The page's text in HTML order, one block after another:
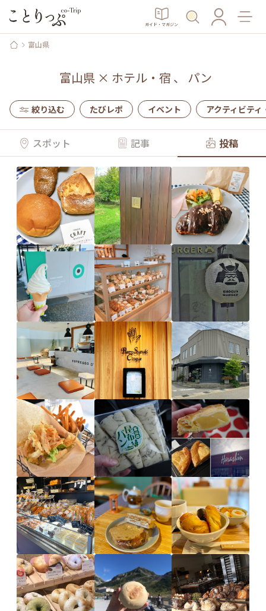
ガイド・マガジン
富山県
富山県× ホテル・宿 、 パン
絞り込む たびレポ イベント アクティビティ
スポット 記事 投稿